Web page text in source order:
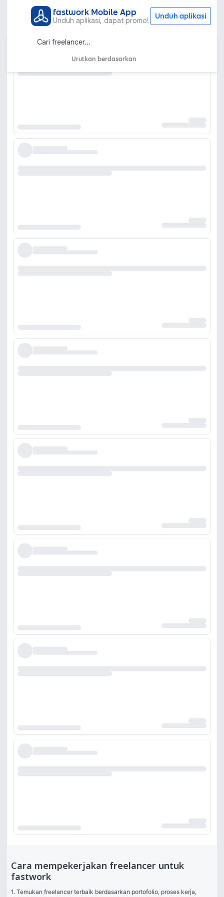
fastwork Mobile App
Unduh aplikasi, dapat promo! Unduh aplikasi
Urutkan berdasarkan
Cara mempekerjakan freelancer untuk
fastwork
1. Temukan freelancer terbaik berdasarkan portofolio, proses kerja,